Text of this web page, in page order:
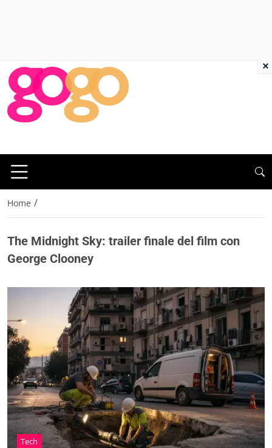
Home /
The Midnight Sky: trailer finale del film con
George Clooney
Tech
×